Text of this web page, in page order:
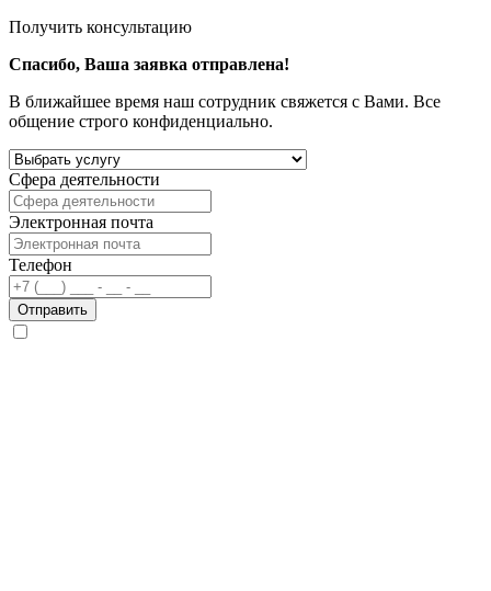
Получить консультацию
Спасибо, Ваша заявка отправлена!
В ближайшее время наш сотрудник свяжется с Вами. Все
общение строго конфиденциально.
Сфера деятельности
Электронная почта
Телефон
Отправить